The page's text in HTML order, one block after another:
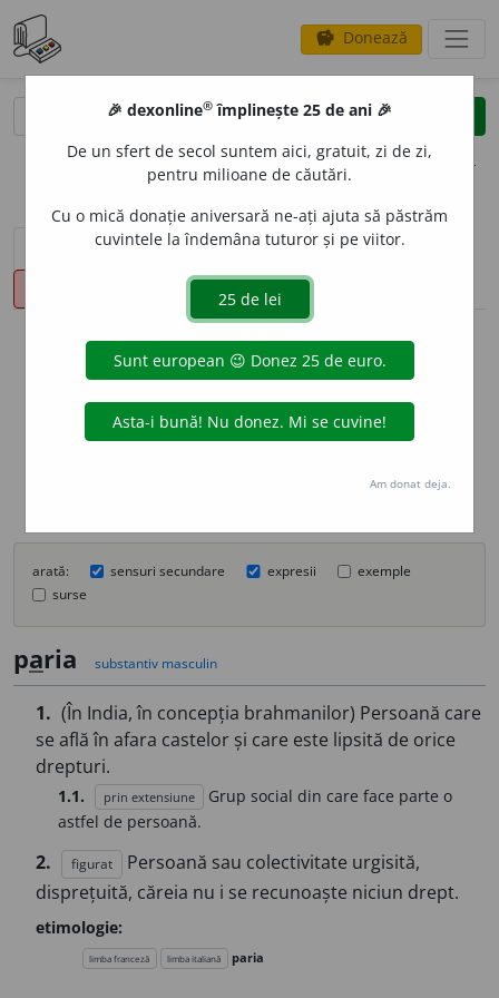
savings Donează
clear
opțiuni
sinteza definițiilor (1) definiții (15)
declinări
info
Aceste definiții sunt compilate de
echipa dexonline. Definițiile
originale se află pe filadefiniții.
Puteți reordona filele pe pagina de
arată: sensuri secundare expresii
exemple
surse
paria substantiv masculin
1. (În India, în concepția brahmanilor) Persoană care
se află în afara castelor și care este lipsită de orice
drepturi.
1.1. prin extensiune
Grup social din care face parte o
astfel de persoană.
2. figurat
Persoană sau colectivitate urgisită,
disprețuită, căreia nu i se recunoaște niciun drept.
etimologie:
limba franceză limba italiană paria
🎉 dexonline® împlinește 25 de ani 🎉
De un sfert de secol suntem aici, gratuit, zi de zi,
pentru milioane de căutări.
Cu o mică donație aniversară ne-ați ajuta să păstrăm
cuvintele la îndemâna tuturor și pe viitor.
Am donat deja.